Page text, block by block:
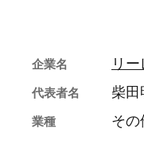
企業名 リ
代表者名 柴田
業種 その